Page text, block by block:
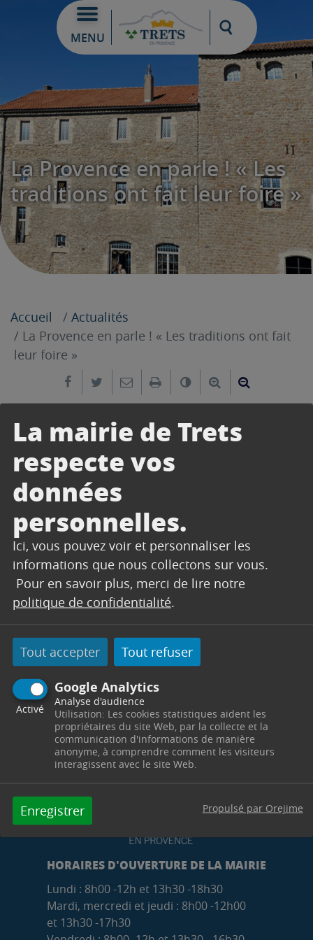
La mairie de Trets
respecte vos
données
personnelles.
Ici, vous pouvez voir et personnaliser les
informations que nous collectons sur vous.
Pour en savoir plus, merci de lire notre
politique de confidentialité.
Tout accepter Tout refuser
Google Analytics
Activé
Analyse d'audience
Utilisation: Les cookies statistiques aident les
propriétaires du site Web, par la collecte et la
communication d'informations de manière
anonyme, à comprendre comment les visiteurs
interagissent avec le site Web.
Enregistrer Propulsé par Orejime
MENU
Moteur de
La Provence en parle ! « Les
traditions ont fait leur foire »
Accueil
Actualités
La Provence en parle ! « Les traditions ont fait
leur foire »
Partager sur Facebook
Partager sur Twitter
Envoyer par e-mail
ImprimerChanger leAgrandir le
2 avril 2026
HORAIRES D'OUVERTURE DE LA MAIRIE
Lundi : 8h00 -12h et 13h30 -18h30
Mardi, mercredi et jeudi : 8h00 -12h00
et 13h30 -17h30